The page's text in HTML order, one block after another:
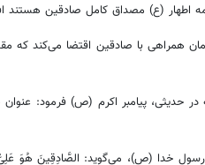
اطهار (ع) مصداق کامل صادقین هستند
همراهی با صادقین اقتضا می‌کند که
حدیثی، پیامبر اکرم (ص)فرمود:
خدا (ص)، می‌گوید: الصَّادِقِینَ هُوَ